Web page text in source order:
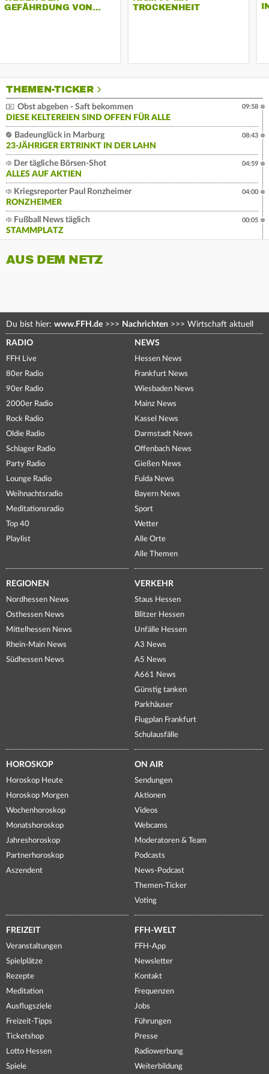
GEFÄHRDUNG VON…
TROCKENHEIT
THEMEN-TICKER
Obst abgeben - Saft bekommen
DIESE KELTEREIEN SIND OFFEN FÜR ALLE
09:58
Badeunglück in Marburg
23-JÄHRIGER ERTRINKT IN DER LAHN
08:43
Der tägliche Börsen-Shot
ALLES AUF AKTIEN
04:59
Kriegsreporter Paul Ronzheimer
RONZHEIMER
04:00
Fußball News täglich
STAMMPLATZ
00:05
AUS DEM NETZ
Du bist hier: www.FFH.de >>> Nachrichten >>> Wirtschaft aktuell
RADIO
FFH Live
80er Radio
90er Radio
2000er Radio
Rock Radio
Oldie Radio
Schlager Radio
Party Radio
Lounge Radio
Weihnachtsradio
Meditationsradio
Top 40
Playlist
NEWS
Hessen News
Frankfurt News
Wiesbaden News
Mainz News
Kassel News
Darmstadt News
Offenbach News
Gießen News
Fulda News
Bayern News
Sport
Wetter
Alle Orte
Alle Themen
REGIONEN
Nordhessen News
Osthessen News
Mittelhessen News
Rhein-Main News
Südhessen News
VERKEHR
Staus Hessen
Blitzer Hessen
Unfälle Hessen
A3 News
A5 News
A661 News
Günstig tanken
Parkhäuser
Flugplan Frankfurt
Schulausfälle
HOROSKOP
Horoskop Heute
Horoskop Morgen
Wochenhoroskop
Monatshoroskop
Jahreshoroskop
Partnerhoroskop
Aszendent
ON AIR
Sendungen
Aktionen
Videos
Webcams
Moderatoren & Team
Podcasts
News-Podcast
Themen-Ticker
Voting
FREIZEIT
Veranstaltungen
Spielplätze
Rezepte
Meditation
Ausflugsziele
Freizeit-Tipps
Ticketshop
Lotto Hessen
Spiele
FFH-WELT
FFH-App
Newsletter
Kontakt
Frequenzen
Jobs
Führungen
Presse
Radiowerbung
Weiterbildung